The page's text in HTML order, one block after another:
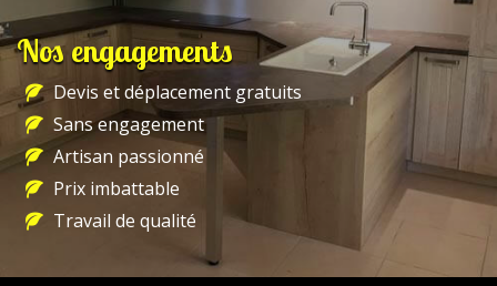
Nos engagements
Devis et déplacement gratuits
Sans engagement
Artisan passionné
Prix imbattable
Travail de qualité